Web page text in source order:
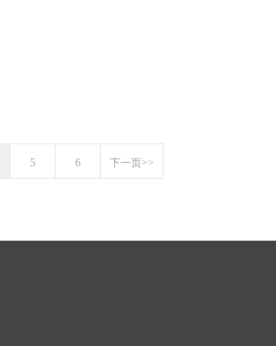
5 6 下一页>>